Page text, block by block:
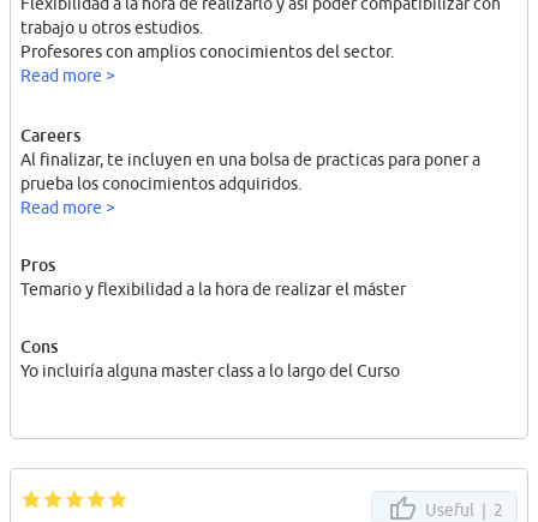
escrito todas estas incidencias y solicitar una compensación
económica por los servicios no prestados o prestados de forma
deficiente, ha transcurrido más de un mes sin recibir ningún tipo
de respuesta.
Mi sensación final es que existe una diferencia importante entre
lo que se anuncia y lo que realmente recibe el alumno. No
recomiendo esta formación. Aconsejo a cualquier persona
interesada que solicite por escrito todos los compromisos
caso, la experiencia ha supuesto una importante pérdida de
tiempo y dinero.
Flexibilidad a la hora de realizarlo y así poder compatibilizar con
trabajo u otros estudios.
Profesores con amplios conocimientos del sector.
Read more >
Careers
Al finalizar, te incluyen en una bolsa de practicas para poner a
prueba los conocimientos adquiridos.
Read more >
Pros
Temario y flexibilidad a la hora de realizar el máster
Cons
Yo incluiría alguna master class a lo largo del Curso
Useful | 2